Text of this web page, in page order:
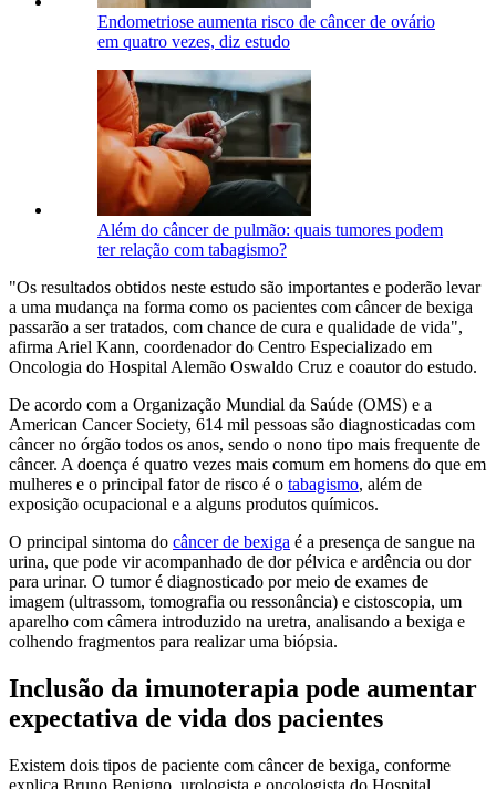
Endometriose aumenta risco de câncer de ovário
em quatro vezes, diz estudo
Além do câncer de pulmão: quais tumores podem
ter relação com tabagismo?
"Os resultados obtidos neste estudo são importantes e poderão levar
a uma mudança na forma como os pacientes com câncer de bexiga
passarão a ser tratados, com chance de cura e qualidade de vida",
afirma Ariel Kann, coordenador do Centro Especializado em
Oncologia do Hospital Alemão Oswaldo Cruz e coautor do estudo.
De acordo com a Organização Mundial da Saúde (OMS) e a
American Cancer Society, 614 mil pessoas são diagnosticadas com
câncer no órgão todos os anos, sendo o nono tipo mais frequente de
câncer. A doença é quatro vezes mais comum em homens do que em
mulheres e o principal fator de risco é o tabagismo, além de
exposição ocupacional e a alguns produtos químicos.
O principal sintoma do câncer de bexiga é a presença de sangue na
urina, que pode vir acompanhado de dor pélvica e ardência ou dor
para urinar. O tumor é diagnosticado por meio de exames de
imagem (ultrassom, tomografia ou ressonância) e cistoscopia, um
aparelho com câmera introduzido na uretra, analisando a bexiga e
colhendo fragmentos para realizar uma biópsia.
Inclusão da imunoterapia pode aumentar
expectativa de vida dos pacientes
Existem dois tipos de paciente com câncer de bexiga, conforme
explica Bruno Benigno, urologista e oncologista do Hospital